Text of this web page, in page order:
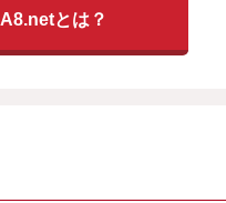
A8.netとは？